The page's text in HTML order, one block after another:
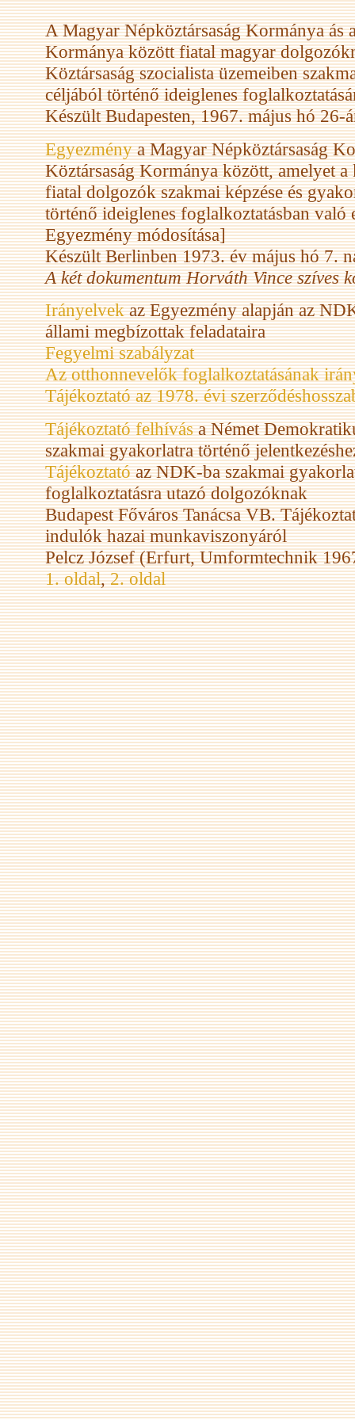
A Magyar Népköztársaság Kormánya ás
Kormánya között fiatal magyar
Köztársaság szocialista üzemeiben
céljából történő ideiglenes
Készült Budapesten, 1967. május hó 26-
Egyezménya Magyar Népköztársaság
Köztársaság Kormánya között, amelyet a
fiatal dolgozók szakmai képzése és
történő ideiglenes foglalkoztatásban
Egyezmény módosítása]
Készült Berlinben 1973. év május hó 7.
A két dokumentum Horváth Vince szíves
Irányelvekaz Egyezmény alapján az
állami megbízottak feladataira
Fegyelmi szabályzat
Az otthonnevelők foglalkoztatásának
Tájékoztató az 1978. évi
Tájékoztató felhívása Német
szakmai gyakorlatra történő
Tájékoztatóaz NDK-ba szakmai
foglalkoztatásra utazó dolgozóknak
Budapest Főváros Tanácsa VB.
indulók hazai munkaviszonyáról
Pelcz József (Erfurt, Umformtechnik
1. oldal,2. oldal